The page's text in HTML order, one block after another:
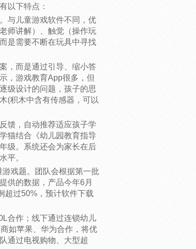
以下特点：
与儿童游戏软件不同，优
师讲解）、触觉（操作玩
是需要不断在玩具中寻找
，而是通过引导、缩小答
，游戏教育App很多，但
级设计的问题，孩子的思
(积木中含有传感器，可以
馈，自动推荐适应孩子学
猫结合《幼儿园教育指导
级。系统还会为家长在后
平。
戏题。团队会根据第一批
供的数据，产品今年6月
超过50%，预计软件下载
合作；线下通过连锁幼儿
如苹果、华为合作，将优
通过电视购物、大型超